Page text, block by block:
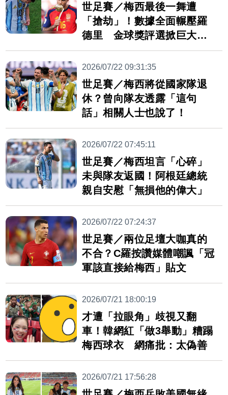
世足賽／梅西最後一舞遭
「搶劫」！數據全面輾壓羅
德里 金球獎評選掀巨大爭
議
2026/07/22 09:31:35
世足賽／梅西將從國家隊退
休？曾向隊友透露「這句
話」相關人士也說了！
2026/07/22 07:45:11
世足賽／梅西坦言「心碎」
未與隊友返國！阿根廷總統
親自安慰「無損他的偉大」
2026/07/22 07:24:37
世足賽／兩位足壇大咖真的
不合？C羅按讚媒體嘲諷「冠
軍該直接給梅西」貼文
2026/07/21 18:00:19
才遭「拉眼角」歧視又翻
車！韓網紅「做3舉動」糟蹋
梅西球衣 網痛批：太偽善
2026/07/21 17:56:28